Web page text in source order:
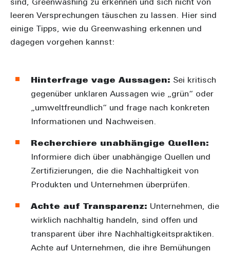
sind, Greenwashing zu erkennen und sich nicht von
leeren Versprechungen täuschen zu lassen. Hier sind
einige Tipps, wie du Greenwashing erkennen und
dagegen vorgehen kannst:
Hinterfrage vage Aussagen: Sei kritisch
gegenüber unklaren Aussagen wie „grün“ oder
„umweltfreundlich“ und frage nach konkreten
Informationen und Nachweisen.
Recherchiere unabhängige Quellen:
Informiere dich über unabhängige Quellen und
Zertifizierungen, die die Nachhaltigkeit von
Produkten und Unternehmen überprüfen.
Achte auf Transparenz: Unternehmen, die
wirklich nachhaltig handeln, sind offen und
transparent über ihre Nachhaltigkeitspraktiken.
Achte auf Unternehmen, die ihre Bemühungen